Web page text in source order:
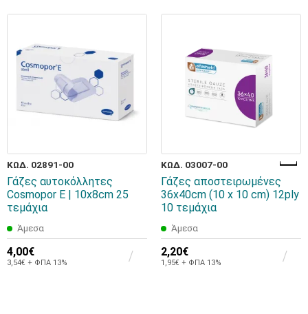
ΚΩΔ. 02891-00
Γάζες αυτοκόλλητες
Cosmopor Ε | 10x8cm 25
τεμάχια
Άμεσα
4,00€
3,54€ + ΦΠΑ 13%
ΚΩΔ. 03007-00
Γάζες αποστειρωμένες
36x40cm (10 x 10 cm) 12ply
10 τεμάχια
Άμεσα
2,20€
1,95€ + ΦΠΑ 13%